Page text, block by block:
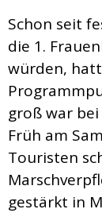
Schon seit
die 1.
würden,
groß war
Früh am
Touristen
gestärkt in